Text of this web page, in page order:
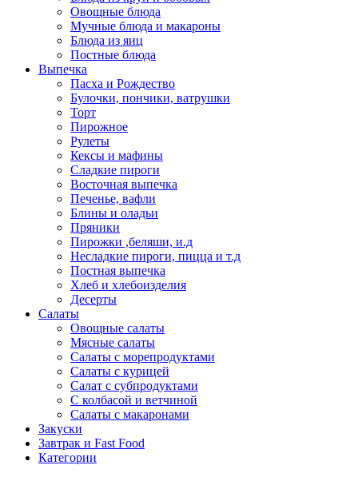
Овощные блюда
Мучные блюда и макароны
Блюда из яиц
Постные блюда
Выпечка
Пасха и Рождество
Булочки, пончики, ватрушки
Торт
Пирожное
Рулеты
Кексы и мафины
Сладкие пироги
Восточная выпечка
Печенье, вафли
Блины и оладьи
Пряники
Пирожки ,беляши, и.д
Несладкие пироги, пицца и т.д
Постная выпечка
Хлеб и хлебоизделия
Десерты
Салаты
Овощные салаты
Мясные салаты
Салаты с морепродуктами
Салаты с курицей
Салат с субпродуктами
С колбасой и ветчиной
Салаты с макаронами
Закуски
Завтрак и Fast Food
Категории